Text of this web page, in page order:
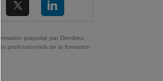
propulsé par Dendreo,
professionnels de la formation